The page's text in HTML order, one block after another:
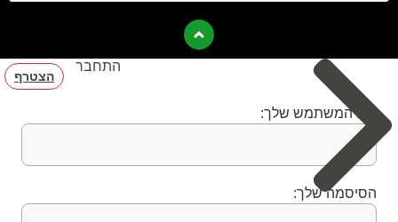
התחבר
הצטרף
שם המשתמש שלך:
הסיסמה שלך: